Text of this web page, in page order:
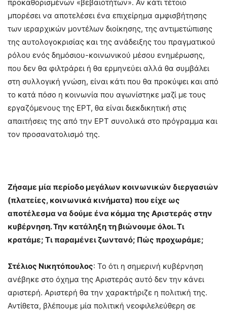
προκαθορισμένων «βεβαιοτήτων». Αν κάτι τέτοιο
μπορέσει να αποτελέσει ένα επιχείρημα αμφισβήτησης
των ιεραρχικών μοντέλων διοίκησης, της αντιμετώπισης
της αυτολογοκρισίας και της ανάδειξης του πραγματικού
ρόλου ενός δημόσιου-κοινωνικού μέσου ενημέρωσης,
που δεν θα φιλτράρει ή θα ερμηνεύει αλλά θα συμβάλει
στη συλλογική γνώση, είναι κάτι που θα προκύψει και από
το κατά πόσο η κοινωνία που αγωνίστηκε μαζί με τους
εργαζόμενους της ΕΡΤ, θα είναι διεκδικητική στις
απαιτήσεις της από την ΕΡΤ συνολικά στο πρόγραμμα και
τον προσανατολισμό της.
Ζήσαμε μία περίοδο μεγάλων κοινωνικών διεργασιών
(πλατείες, κοινωνικά κινήματα) που είχε ως
αποτέλεσμα να δούμε ένα κόμμα της Αριστεράς στην
κυβέρνηση. Την κατάληξη τη βιώνουμε όλοι. Τι
κρατάμε; Τι παραμένει ζωντανό; Πώς προχωράμε;
Στέλιος Νικητόπουλος: Το ότι η σημερινή κυβέρνηση
ανέβηκε στο όχημα της Αριστεράς αυτό δεν την κάνει
αριστερή. Αριστερή θα την χαρακτήριζε η πολιτική της.
Αντίθετα, βλέπουμε μία πολιτική νεοφιλελεύθερη σε